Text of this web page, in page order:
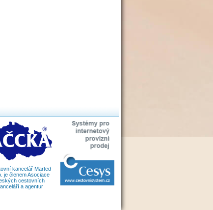
kancelář Marted
je členem Asociace
cestovních
a agentur